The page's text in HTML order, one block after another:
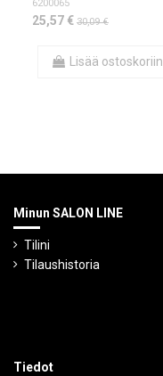
6200065
25,57 € 30,09 €
Lisää ostoskoriin
Minun SALON LINE
Tilini
Tilaushistoria
Tiedot